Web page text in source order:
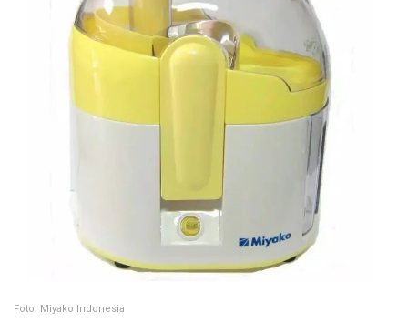
Foto: Miyako Indonesia